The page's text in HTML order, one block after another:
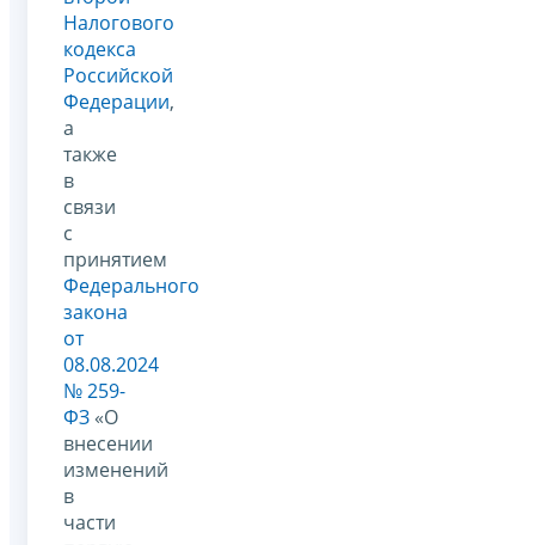
Налогового
кодекса
Российской
Федерации,
а
также
в
связи
с
принятием
Федерального
закона
от
08.08.2024
№ 259-
ФЗ «О
внесении
изменений
в
части